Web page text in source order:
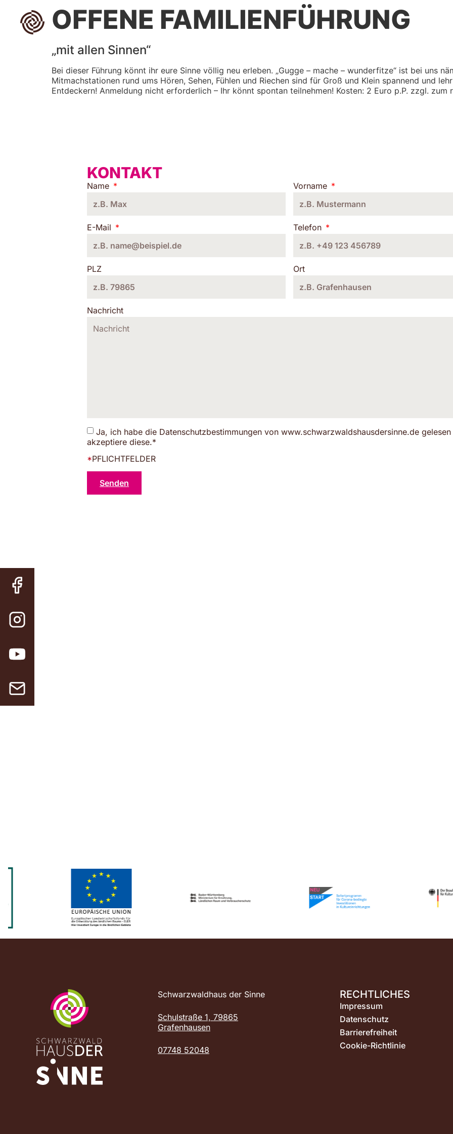
OFFENE FAMILIENFÜHRUNG
„mit allen Sinnen“
Bei dieser Führung könnt ihr eure Sinne völlig neu erleben. „Gugge – mache – wunderfitze“ ist bei uns
Mitmachstationen rund ums Hören, Sehen, Fühlen und Riechen sind für Groß und Klein spannend und
Entdeckern! Anmeldung nicht erforderlich – Ihr könnt spontan teilnehmen! Kosten: 2 Euro p.P. zzgl. zum
KONTAKT
Name Vorname
E-Mail Telefon
PLZ Ort
Nachricht
Ja, ich habe die Datenschutzbestimmungen von www.schwarzwaldshausdersinne.de gelesen
akzeptiere diese.*
*PFLICHTFELDER
Senden
Schwarzwaldhaus der Sinne
Schulstraße 1, 79865
Grafenhausen
07748 52048
RECHTLICHES
Impressum
Datenschutz
Barrierefreiheit
Cookie-Richtlinie